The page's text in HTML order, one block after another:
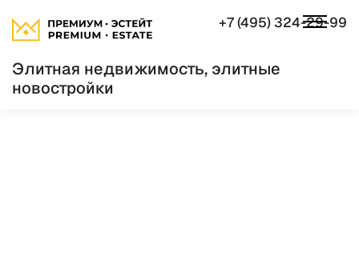
Элитная недвижимость, элитные
новостройки
+7 (495) 324-29-99